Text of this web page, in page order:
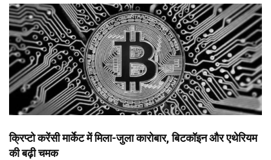
क्रिप्टो करेंसी मार्केट में मिला-जुला कारोबार, बिटकॉइन और एथेरियम
की बढ़ी चमक